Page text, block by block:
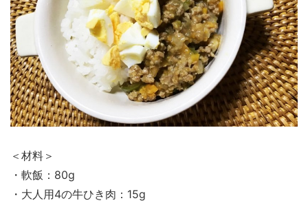
＜材料＞
・軟飯：80g
・大人用4の牛ひき肉：15g